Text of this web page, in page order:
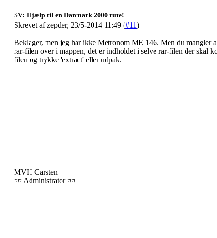
SV: Hjælp til en Danmark 2000 rute!
Skrevet af zepder, 23/5-2014 11:49 (#11)
Beklager, men jeg har ikke Metronom ME 146. Men du mangler
rar-filen over i mappen, det er indholdet i selve rar-filen der skal
filen og trykke 'extract' eller udpak.
MVH Carsten
¤¤ Administrator ¤¤